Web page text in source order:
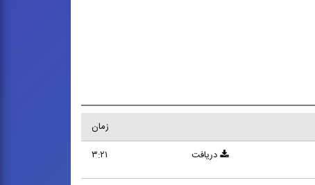
زمان
۳:۲۱ دریافت